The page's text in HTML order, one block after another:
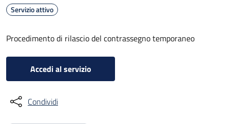
Servizio attivo
Procedimento di rilascio del contrassegno temporaneo
Accedi al servizio
Condividi